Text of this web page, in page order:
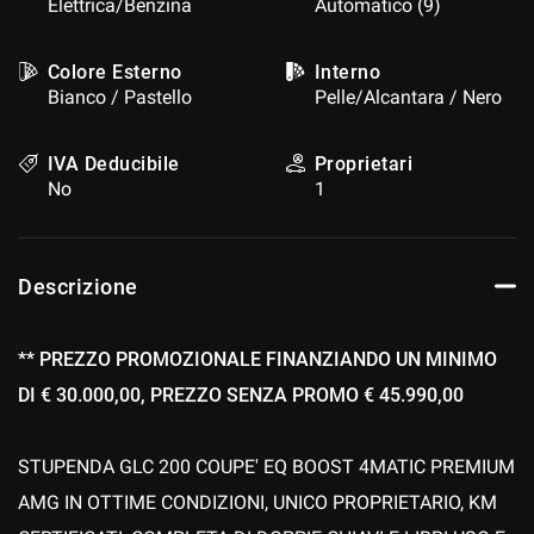
Elettrica/Benzina
Automatico (9)
Colore Esterno
Bianco / Pastello
Interno
Pelle/Alcantara / Nero
IVA Deducibile
No
Proprietari
1
Descrizione
** PREZZO PROMOZIONALE FINANZIANDO UN MINIMO
DI € 30.000,00, PREZZO SENZA PROMO € 45.990,00
STUPENDA GLC 200 COUPE' EQ BOOST 4MATIC PREMIUM
AMG IN OTTIME CONDIZIONI, UNICO PROPRIETARIO, KM
di
tracciamento
alla
cookie
Puoi
e
tue
in